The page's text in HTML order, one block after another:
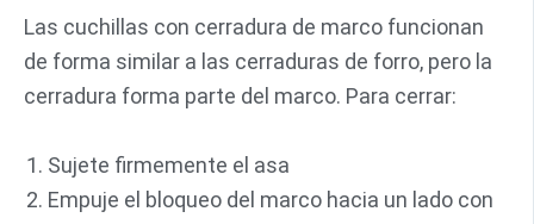
Las cuchillas con cerradura de marco funcionan
de forma similar a las cerraduras de forro, pero la
cerradura forma parte del marco. Para cerrar:
Sujete firmemente el asa
Empuje el bloqueo del marco hacia un lado con